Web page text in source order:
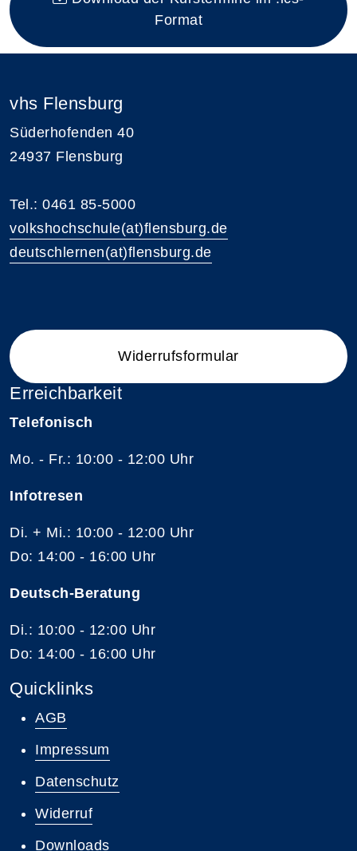
Format
vhs Flensburg
Süderhofenden 40
24937 Flensburg
Tel.: 0461 85-5000
volkshochschule(at)flensburg.de
deutschlernen(at)flensburg.de
Widerrufsformular
Erreichbarkeit
Telefonisch
Mo. - Fr.: 10:00 - 12:00 Uhr
Infotresen
Di. + Mi.: 10:00 - 12:00 Uhr
Do: 14:00 - 16:00 Uhr
Deutsch-Beratung
Di.: 10:00 - 12:00 Uhr
Do: 14:00 - 16:00 Uhr
Quicklinks
AGB
Impressum
Datenschutz
Widerruf
Downloads